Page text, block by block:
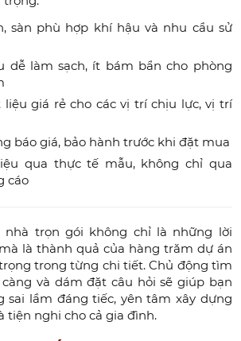
sàn phù hợp khí hậu và nhu cầu sử
dễ làm sạch, ít bám bẩn cho phòng
liệu giá rẻ cho các vị trí chịu lực, vị trí
báo giá, bảo hành trước khi đặt mua
qua thực tế mẫu, không chỉ qua
cáo
nhà trọn gói không chỉ là những lời
là thành quả của hàng trăm dự án
trong từng chi tiết. Chủ động tìm
và dám đặt câu hỏi sẽ giúp bạn
sai lầm đáng tiếc, yên tâm xây dựng
tiện nghi cho cả gia đình.